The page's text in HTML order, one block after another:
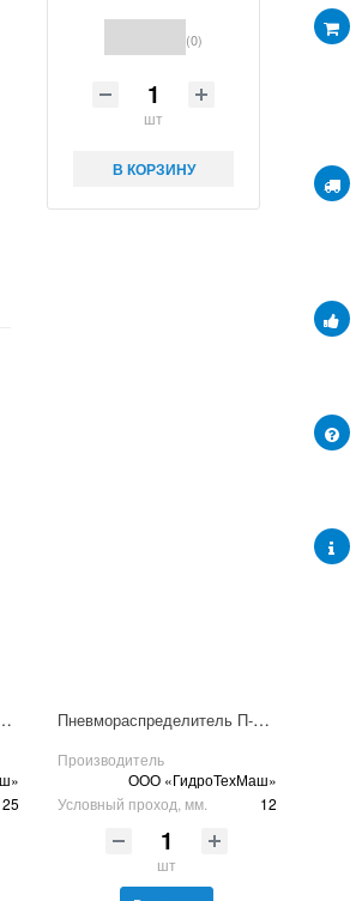
(0)
шт
В КОРЗИНУ
П-Р13Э-25/10
25
Пневмораспределитель П-Р13Э-12/10
Производитель
ООО «ГидроТехМаш»
Условный проход, мм.
12
шт